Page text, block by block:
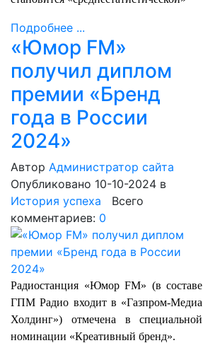
Подробнее ...
«Юмор FM»
получил диплом
премии «Бренд
года в России
2024»
Автор Администратор сайта
Опубликовано 10-10-2024 в
История успеха Всего
комментариев: 0
Радиостанция «Юмор FM» (в составе
ГПМ Радио входит в «Газпром-Медиа
Холдинг») отмечена в специальной
номинации «Креативный бренд».